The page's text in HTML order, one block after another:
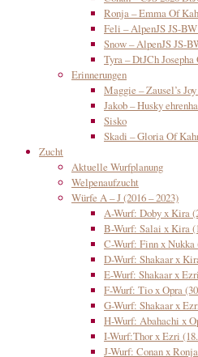
Ronja – Emma Of
Feli – AlpenJS JS-
Snow – AlpenJS JS-
Tyra – DtJCh
Erinnerungen
Maggie – Zausel’s
Jakob – Husky
Sisko
Skadi – Gloria Of
Zucht
Aktuelle Wurfplanung
Welpenaufzucht
Würfe A – J (2016 – 2023)
A-Wurf: Doby x Kira
B-Wurf: Salai x Kira
C-Wurf: Finn x Nukka
D-Wurf: Shakaar x
E-Wurf: Shakaar x
F-Wurf: Tio x Opra
G-Wurf: Shakaar x
H-Wurf: Abahachi x
I-Wurf:Thor x Ezri
J-Wurf: Conan x